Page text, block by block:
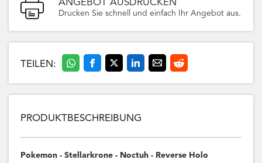
ANGEBOT AUSDRUCKEN
Drucken Sie schnell und einfach Ihr Angebot aus.
TEILEN:
PRODUKTBESCHREIBUNG
Pokemon - Stellarkrone - Noctuh - Reverse Holo